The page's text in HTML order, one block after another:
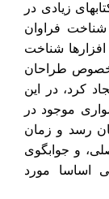
زیادی در
فراوان
شناخت
طراحان
کرد، در این
موجود در
رسد و زمان
و جوابگوی
اساسا مورد